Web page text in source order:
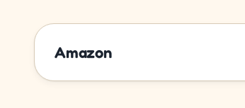
Amazon